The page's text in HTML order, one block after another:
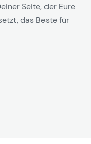
Seite, der Eure
das Beste für